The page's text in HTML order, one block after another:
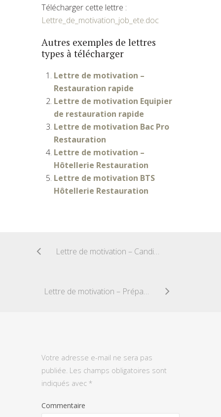
Télécharger cette lettre :
Lettre_de_motivation_job_ete.doc
Autres exemples de lettres
types à télécharger
Lettre de motivation –
Restauration rapide
Lettre de motivation Equipier
de restauration rapide
Lettre de motivation Bac Pro
Restauration
Lettre de motivation –
Hôtellerie Restauration
Lettre de motivation BTS
Hôtellerie Restauration
Lettre de motivation – Candidature Infirmier
Lettre de motivation – Préparateur Automobile
Votre adresse e-mail ne sera pas
publiée. Les champs obligatoires sont
indiqués avec *
Commentaire